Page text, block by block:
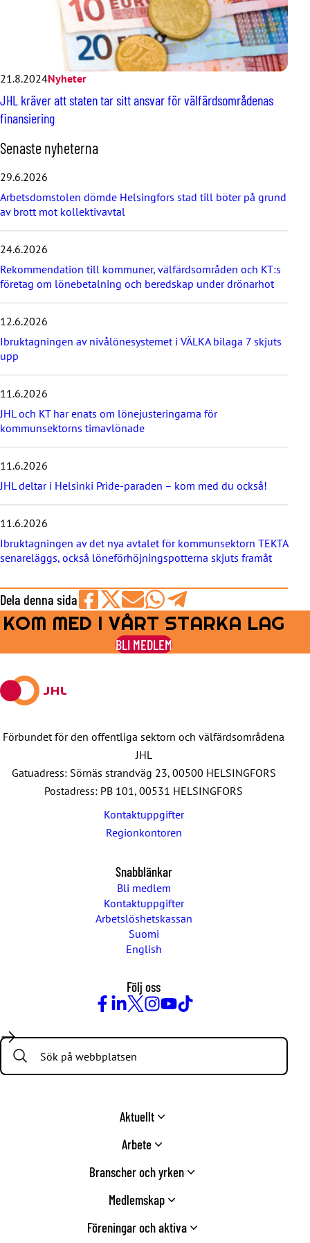
21.8.2024Nyheter
JHL kräver att staten tar sitt ansvar för välfärdsområdenas
finansiering
H
o
p
p
a
ö
v
r
d
e
n
a
s
e
n
y
h
e
t
e
n
a
Senaste nyheterna
29.6.2026
Arbetsdomstolen dömde Helsingfors stad till böter på grund
av brott mot kollektivavtal
24.6.2026
Rekommendation till kommuner, välfärdsområden och KT:s
företag om lönebetalning och beredskap under drönarhot
12.6.2026
Ibruktagningen av nivålönesystemet i VÄLKA bilaga 7 skjuts
upp
11.6.2026
JHL och KT har enats om lönejusteringarna för
kommunsektorns timavlönade
11.6.2026
JHL deltar i Helsinki Pride-paraden – kom med du också!
11.6.2026
Ibruktagningen av det nya avtalet för kommunsektorn TEKTA
senareläggs, också löneförhöjningspotterna skjuts framåt
Dela denna sida
Share
on
Facebook
Share
on
Share
by
E-
Share
on
WhatsApp
Share
on
Telegram
KOM MED I VÅRT STARKA LAG
BLI MEDLEM
Förbundet för den offentliga sektorn och välfärdsområdena
JHL
Gatuadress: Sörnäs strandväg 23, 00500 HELSINGFORS
Postadress: PB 101, 00531 HELSINGFORS
Kontaktuppgifter
Regionkontoren
Snabblänkar
Bli medlem
Kontaktuppgifter
Arbetslöshetskassan
Suomi
English
Följ oss
Search:
Aktuellt
Arbete
Branscher och yrken
Medlemskap
Föreningar och aktiva